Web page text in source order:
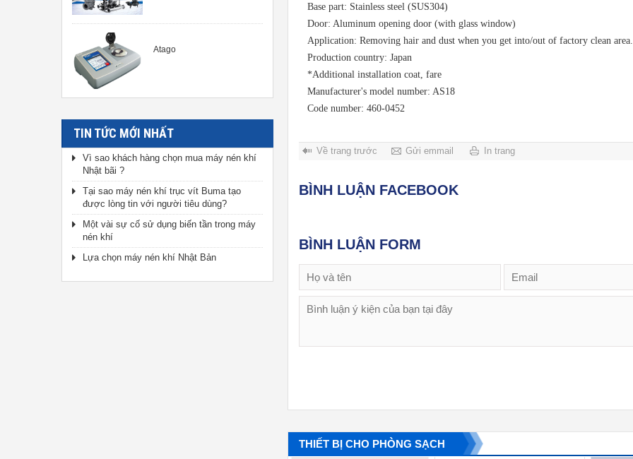
Atago
TIN TỨC MỚI NHẤT
Vì sao khách hàng chọn mua máy nén khí
Nhật bãi ?
Tại sao máy nén khí trục vít Buma tạo
được lòng tin với người tiêu dùng?
Một vài sự cố sử dụng biến tần trong máy
nén khí
Lựa chọn máy nén khí Nhật Bản
Base part: Stainless steel (SUS304)
Door: Aluminum opening door (with glass window)
Application: Removing hair and dust when you get into/out of factory clean area.
Production country: Japan
*Additional installation coat, fare
Manufacturer's model number: AS18
Code number: 460-0452
Về trang trước Gửi emmail In trang
BÌNH LUẬN FACEBOOK
BÌNH LUẬN FORM
THIẾT BỊ CHO PHÒNG SẠCH